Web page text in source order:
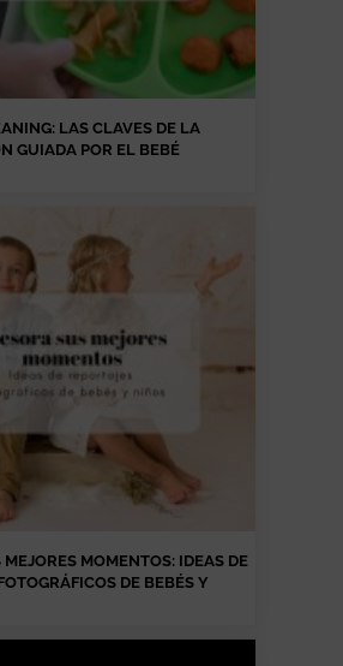
LAS CLAVES DE LA
GUIADA POR EL BEBÉ
MOMENTOS: IDEAS DE
DE BEBÉS Y